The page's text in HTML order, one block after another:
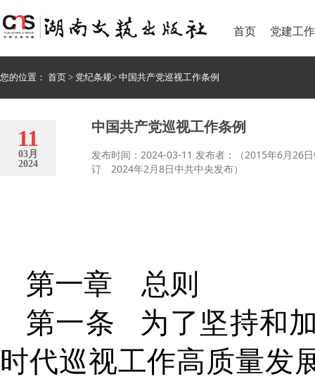
首页 党建工作
您的位置： 首页 > 党纪条规> 中国共产党巡视工作条例
11
03月
2024
中国共产党巡视工作条例
发布时间：2024-03-11 发布者：（2015年6月26
订 2024年2月8日中共中央发布）
第一章 总则
第一条
为了坚持和
时代巡视工作高质量发